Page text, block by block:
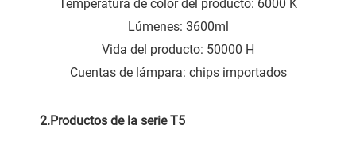
Temperatura de color del producto: 6000 K
Lúmenes: 3600ml
Vida del producto: 50000 H
Cuentas de lámpara: chips importados
2.Productos de la serie T5